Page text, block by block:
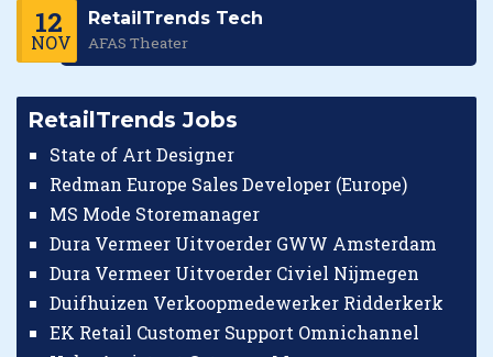
12
NOV
RetailTrends Tech
AFAS Theater
RetailTrends Jobs
State of Art Designer
Redman Europe Sales Developer (Europe)
MS Mode Storemanager
Dura Vermeer Uitvoerder GWW Amsterdam
Dura Vermeer Uitvoerder Civiel Nijmegen
Duifhuizen Verkoopmedewerker Ridderkerk
EK Retail Customer Support Omnichannel